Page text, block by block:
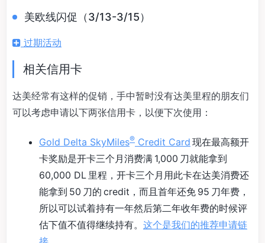
美欧线闪促（3/13-3/15）
过期活动
相关信用卡
达美经常有这样的促销，手中暂时没有达美里程的朋友们
可以考虑申请以下两张信用卡，以便下次使用：
Gold Delta SkyMiles® Credit Card 现在最高额开
卡奖励是开卡三个月消费满 1,000 刀就能拿到
60,000 DL 里程，开卡三个月用此卡在达美消费还
能拿到 50 刀的 credit，而且首年还免 95 刀年费，
所以可以试着持有一年然后第二年收年费的时候评
估下值不值得继续持有。 这个是我们的推荐申请链